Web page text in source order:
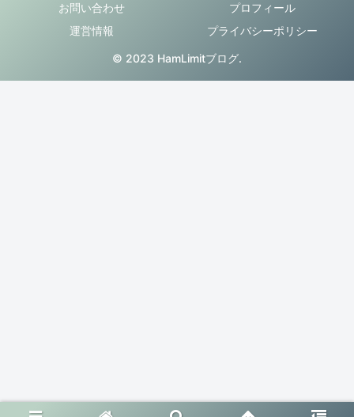
お問い合わせ
プロフィール
運営情報
プライバシーポリシー
© 2023 HamLimitブログ.